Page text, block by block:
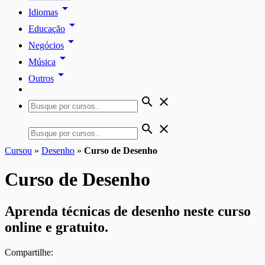
Idiomas arrow_drop_down
Educação arrow_drop_down
Negócios arrow_drop_down
Música arrow_drop_down
Outros arrow_drop_down
search close
search close
Cursou » Desenho » Curso de Desenho
Curso de Desenho
Aprenda técnicas de desenho neste curso
online e gratuito.
Compartilhe: